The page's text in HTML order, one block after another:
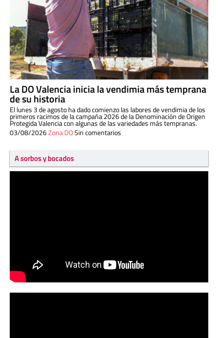
La DO Valencia inicia la vendimia más temprana
de su historia
El lunes 3 de agosto ha dado comienzo las labores de vendimia de los
primeros racimos de la campaña 2026 de la Denominación de Origen
Protegida Valencia con algunas de las variedades más tempranas.
03/08/2026Zona DOSin comentarios
A sorbos y bocados